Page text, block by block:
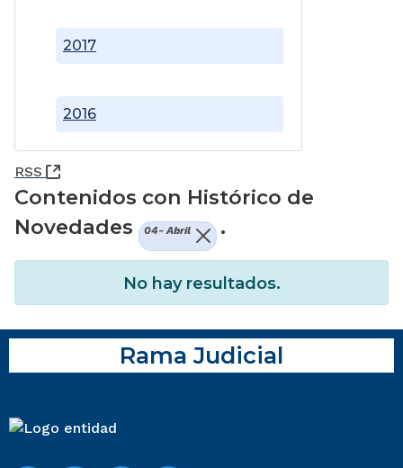
2016
2017
RSS (Abre una nueva ventana)
Contenidos con Histórico de
Novedades
04- Abril .
No hay resultados.
Rama Judicial